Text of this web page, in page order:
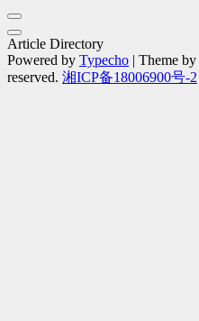
Article Directory
Powered by Typecho | Theme by
reserved. 湘ICP备18006900号-2